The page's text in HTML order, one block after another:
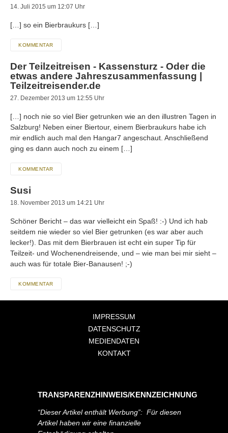
14. Juli 2015 um 12:07 Uhr
[…] so ein Bierbraukurs […]
KOMMENTAR
Der Teilzeitreisen - Kassensturz - Oder die
etwas andere Jahreszusammenfassung |
Teilzeitreisender.de
27. Dezember 2013 um 12:55 Uhr
[…] noch nie so viel Bier getrunken wie an den illustren Tagen in
Salzburg! Neben einer Biertour, einem Bierbraukurs habe ich
mir endlich auch mal den Hangar7 angeschaut. Anschließend
ging es dann auch noch zu einem […]
KOMMENTAR
Susi
18. November 2013 um 14:21 Uhr
Schöner Bericht – das war vielleicht ein Spaß! :-) Und ich hab
seitdem nie wieder so viel Bier getrunken (es war aber auch
lecker!). Das mit dem Bierbrauen ist echt ein super Tip für
Teilzeit- und Wochenendreisende, und – wie man bei mir sieht –
auch was für totale Bier-Banausen! ;-)
KOMMENTAR
IMPRESSUM
DATENSCHUTZ
MEDIENDATEN
KONTAKT
TRANSPARENZHINWEIS/KENNZEICHNUNG
“Dieser Artikel enthält Werbung”: Für diesen
Artikel haben wir eine finanzielle